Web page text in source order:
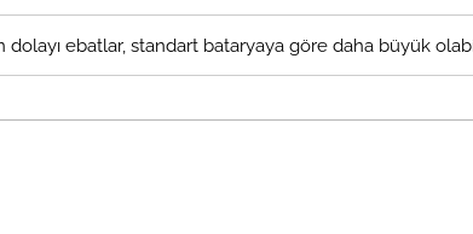
ebatlar, standart bataryaya göre daha büyük